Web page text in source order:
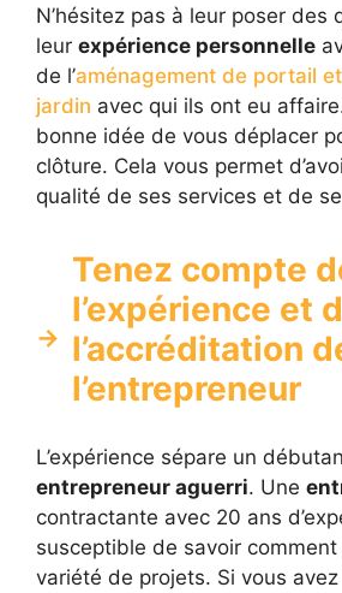
N’hésitez pas à leur poser des
leur expérience personnelle
de l’aménagement de portail
jardin avec qui ils ont eu
bonne idée de vous déplacer
clôture. Cela vous permet
qualité de ses services et de
Tenez compte
l’expérience et
l’accréditation
l’entrepreneur
L’expérience sépare un
entrepreneur aguerri. Une
contractante avec 20 ans
susceptible de savoir comment
variété de projets. Si vous